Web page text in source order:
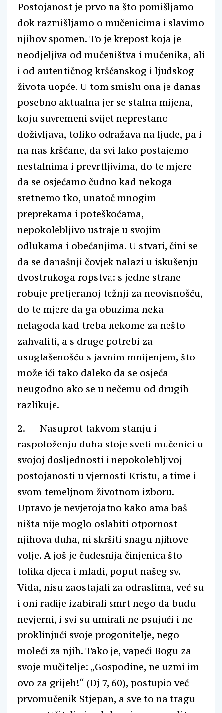
Postojanost je prvo na što pomišljamo
dok razmišljamo o mučenicima i slavimo
njihov spomen. To je krepost koja je
neodjeljiva od mučeništva i mučenika, ali
i od autentičnog kršćanskog i ljudskog
života uopće. U tom smislu ona je danas
posebno aktualna jer se stalna mijena,
koju suvremeni svijet neprestano
doživljava, toliko odražava na ljude, pa i
na nas kršćane, da svi lako postajemo
nestalnima i prevrtljivima, do te mjere
da se osjećamo čudno kad nekoga
sretnemo tko, unatoč mnogim
preprekama i poteškoćama,
nepokolebljivo ustraje u svojim
odlukama i obećanjima. U stvari, čini se
da se današnji čovjek nalazi u iskušenju
dvostrukoga ropstva: s jedne strane
robuje pretjeranoj težnji za neovisnošću,
do te mjere da ga obuzima neka
nelagoda kad treba nekome za nešto
zahvaliti, a s druge potrebi za
usuglašenošću s javnim mnijenjem, što
može ići tako daleko da se osjeća
neugodno ako se u nečemu od drugih
razlikuje.
2. Nasuprot takvom stanju i
raspoloženju duha stoje sveti mučenici u
svojoj dosljednosti i nepokolebljivoj
postojanosti u vjernosti Kristu, a time i
svom temeljnom životnom izboru.
Upravo je nevjerojatno kako ama baš
ništa nije moglo oslabiti otpornost
njihova duha, ni skršiti snagu njihove
volje. A još je čudesnija činjenica što
tolika djeca i mladi, poput našeg sv.
Vida, nisu zaostajali za odraslima, već su
i oni radije izabirali smrt nego da budu
nevjerni, i svi su umirali ne psujući i ne
proklinjući svoje progonitelje, nego
moleći za njih. Tako je, vapeći Bogu za
svoje mučitelje: „Gospodine, ne uzmi im
ovo za grijeh!“ (Dj 7, 60), postupio već
prvomučenik Stjepan, a sve to na tragu